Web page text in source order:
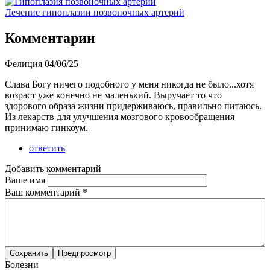
Лечение гипоплазии позвоночных артерий
Комментарии
Фелиция 04/06/25
Слава Богу ничего подобного у меня никогда не было...хотя
возраст уже конечно не маленький. Выручает то что
здорового образа жизни придерживаюсь, правильно питаюсь.
Из лекарств для улучшения мозгового кровообращения
принимаю гинкоум.
ответить
Добавить комментарий
Ваше имя
Ваш комментарий *
Болезни